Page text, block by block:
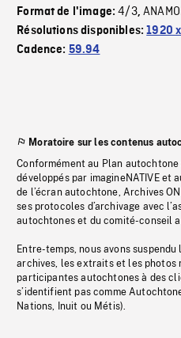
Format de l'image:4/3,
Résolutions disponibles:1920
Cadence: 59.94
Moratoire sur les contenus
Conformément au Plan autochtone
développés par imagineNATIVE et
de l’écran autochtone, Archives
ses protocoles d’archivage avec
autochtones et du comité-conseil
Entre-temps, nous avons
archives, les extraits et les
participantes autochtones à des
s’identifient pas comme
Nations, Inuit ou Métis).